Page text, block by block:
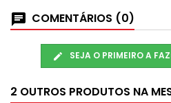
COMENTÁRIOS (0)
SEJA O PRIMEIRO A
2 OUTROS PRODUTOS NA